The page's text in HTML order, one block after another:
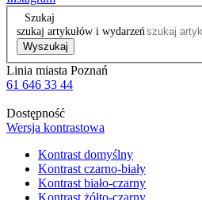
Szukaj
szukaj artykułów i wydarzeń
Wyszukaj
Linia miasta Poznań
61 646 33 44
Dostępność
Wersja kontrastowa
Kontrast domyślny
Kontrast czarno-biały
Kontrast biało-czarny
Kontrast żółto-czarny